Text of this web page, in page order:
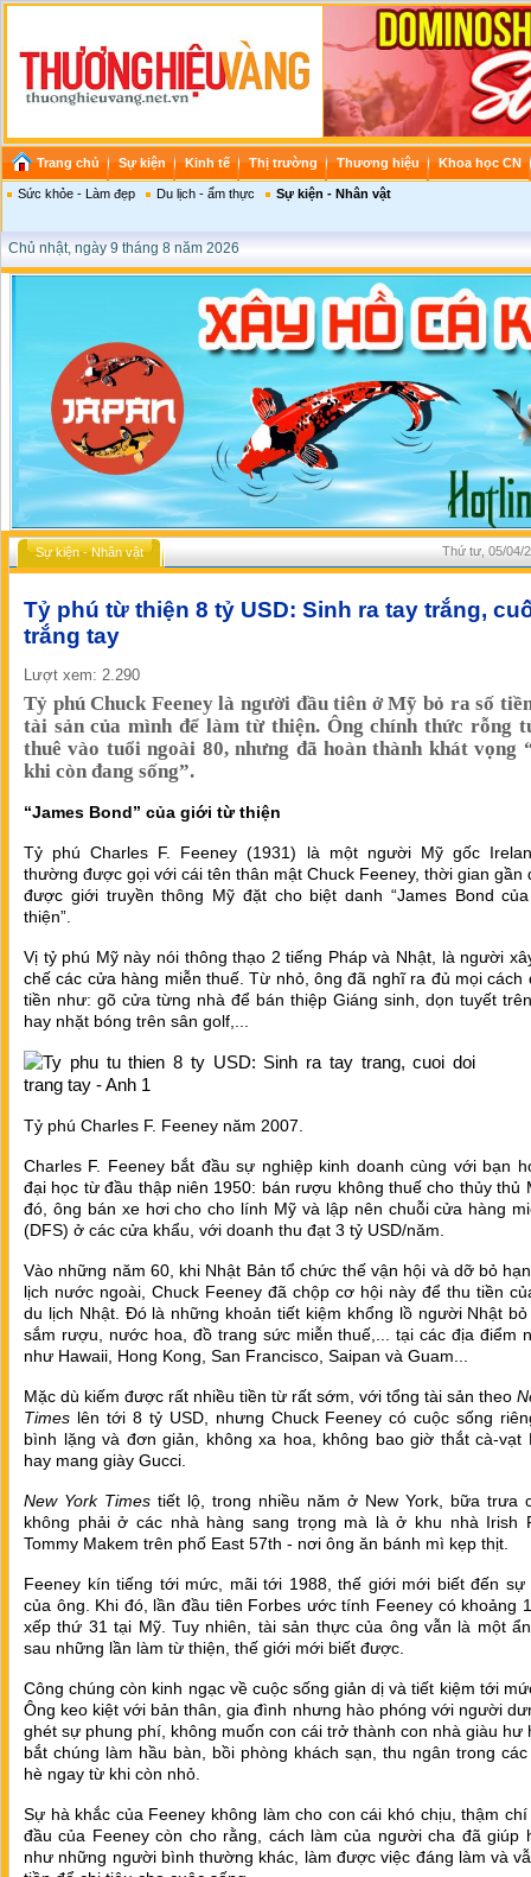
Trang chủ Sự kiện Kinh tế Thị trường Thương hiệu Khoa học CN
Sức khỏe - Làm đẹp Du lịch - ẩm thực Sự kiện - Nhân vật
Chủ nhật, ngày 9 tháng 8 năm 2026
Sự kiện - Nhân vật Thứ tư, 05/04/
Tỷ phú từ thiện 8 tỷ USD: Sinh ra tay trắng,
trắng tay
Lượt xem: 2.290
Tỷ phú Chuck Feeney là người đầu tiên ở Mỹ bỏ ra số
tài sản của mình để làm từ thiện. Ông chính thức rỗng
thuê vào tuổi ngoài 80, nhưng đã hoàn thành khát vọng
khi còn đang sống”.
“James Bond” của giới từ thiện
Tỷ phú Charles F. Feeney (1931) là một người Mỹ gốc
thường được gọi với cái tên thân mật Chuck Feeney, thời gian gần
được giới truyền thông Mỹ đặt cho biệt danh “James Bond
thiện”.
Vị tỷ phú Mỹ này nói thông thạo 2 tiếng Pháp và Nhật, là người
chế các cửa hàng miễn thuế. Từ nhỏ, ông đã nghĩ ra đủ mọi cách
tiền như: gõ cửa từng nhà để bán thiệp Giáng sinh, dọn tuyết
hay nhặt bóng trên sân golf,...
Tỷ phú Charles F. Feeney năm 2007.
Charles F. Feeney bắt đầu sự nghiệp kinh doanh cùng với bạn
đại học từ đầu thập niên 1950: bán rượu không thuế cho thủy thủ
đó, ông bán xe hơi cho cho lính Mỹ và lập nên chuỗi cửa hàng
(DFS) ở các cửa khẩu, với doanh thu đạt 3 tỷ USD/năm.
Vào những năm 60, khi Nhật Bản tổ chức thế vận hội và dỡ bỏ
lịch nước ngoài, Chuck Feeney đã chộp cơ hội này để thu tiền
du lịch Nhật. Đó là những khoản tiết kiệm khổng lồ người Nhật
sắm rượu, nước hoa, đồ trang sức miễn thuế,... tại các địa điểm
như Hawaii, Hong Kong, San Francisco, Saipan và Guam...
Mặc dù kiếm được rất nhiều tiền từ rất sớm, với tổng tài sản theo
Times lên tới 8 tỷ USD, nhưng Chuck Feeney có cuộc sống
bình lặng và đơn giản, không xa hoa, không bao giờ thắt cà-vạt
hay mang giày Gucci.
New York Times tiết lộ, trong nhiều năm ở New York, bữa trưa
không phải ở các nhà hàng sang trọng mà là ở khu nhà Irish
Tommy Makem trên phố East 57th - nơi ông ăn bánh mì kẹp thịt.
Feeney kín tiếng tới mức, mãi tới 1988, thế giới mới biết đến sự
của ông. Khi đó, lần đầu tiên Forbes ước tính Feeney có khoảng
xếp thứ 31 tại Mỹ. Tuy nhiên, tài sản thực của ông vẫn là một
sau những lần làm từ thiện, thế giới mới biết được.
Công chúng còn kinh ngạc về cuộc sống giản dị và tiết kiệm tới
Ông keo kiệt với bản thân, gia đình nhưng hào phóng với người
ghét sự phung phí, không muốn con cái trở thành con nhà giàu hư
bắt chúng làm hầu bàn, bồi phòng khách sạn, thu ngân trong
hè ngay từ khi còn nhỏ.
Sự hà khắc của Feeney không làm cho con cái khó chịu, thậm
đầu của Feeney còn cho rằng, cách làm của người cha đã giúp
như những người bình thường khác, làm được việc đáng làm và